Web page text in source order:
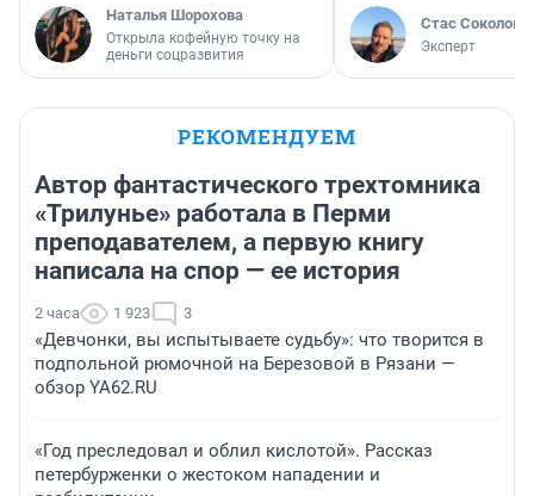
Наталья Шорохова
Открыла кофейную точку на
деньги соцразвития
Стас Соколов
Эксперт
РЕКОМЕНДУЕМ
Автор фантастического трехтомника
«Трилунье» работала в Перми
преподавателем, а первую книгу
написала на спор — ее история
2 часа 1 923 3
«Девчонки, вы испытываете судьбу»: что творится в
подпольной рюмочной на Березовой в Рязани —
обзор YA62.RU
«Год преследовал и облил кислотой». Рассказ
петербурженки о жестоком нападении и